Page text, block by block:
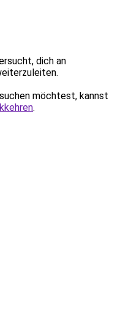
dich an
möchtest, kannst
.